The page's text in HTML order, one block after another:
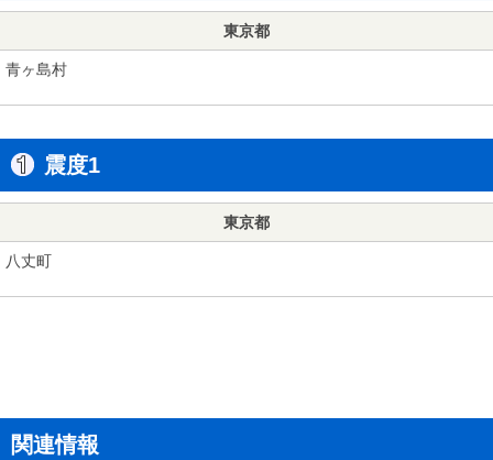
東京都
青ヶ島村
震度1
東京都
八丈町
関連情報